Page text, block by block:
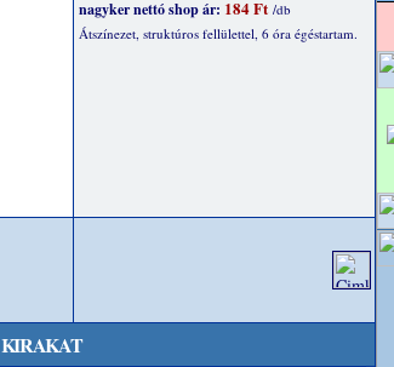
nagyker nettó shop ár: 184 Ft /db
Átszínezet, struktúros fellülettel, 6 óra égéstartam.
KIRAKAT